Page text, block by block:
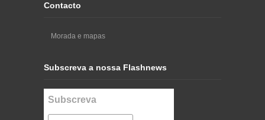
Contacto
Morada e mapas
Subscreva a nossa Flashnews
Subscreva